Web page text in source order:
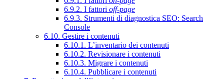
6.9.2. I fattori off-page
6.9.3. Strumenti di diagnostica SEO: Search
Console
6.10. Gestire i contenuti
6.10.1. L’inventario dei contenuti
6.10.2. Revisionare i contenuti
6.10.3. Migrare i contenuti
6.10.4. Pubblicare i contenuti